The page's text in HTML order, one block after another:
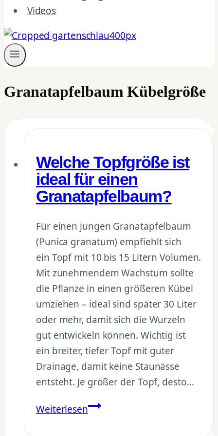
Videos
Granatapfelbaum Kübelgröße
Welche Topfgröße ist
ideal für einen
Granatapfelbaum?
Für einen jungen Granatapfelbaum
(Punica granatum) empfiehlt sich
ein Topf mit 10 bis 15 Litern Volumen.
Mit zunehmendem Wachstum sollte
die Pflanze in einen größeren Kübel
umziehen – ideal sind später 30 Liter
oder mehr, damit sich die Wurzeln
gut entwickeln können. Wichtig ist
ein breiter, tiefer Topf mit guter
Drainage, damit keine Staunässe
entsteht. Je größer der Topf, desto…
WeiterlesenWelche